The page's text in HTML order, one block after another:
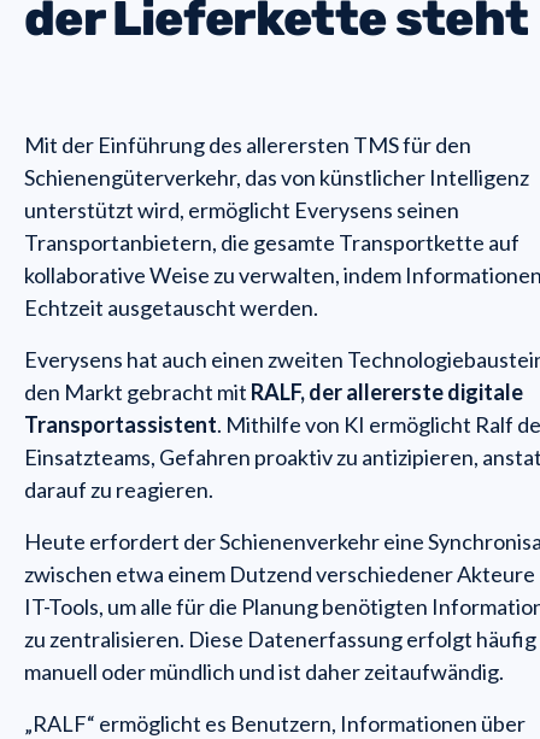
der Lieferkette steht
Mit der Einführung des allerersten TMS für den
Schienengüterverkehr, das von künstlicher Intelligenz
unterstützt wird, ermöglicht Everysens seinen
Transportanbietern, die gesamte Transportkette auf
kollaborative Weise zu verwalten, indem
Echtzeit ausgetauscht werden.
Everysens hat auch einen zweiten
den Markt gebracht mit RALF, der allererste digitale
Transportassistent. Mithilfe von KI ermöglicht Ralf
Einsatzteams, Gefahren proaktiv zu antizipieren,
darauf zu reagieren.
Heute erfordert der Schienenverkehr eine
zwischen etwa einem Dutzend verschiedener Akteure
IT-Tools, um alle für die Planung benötigten
zu zentralisieren. Diese Datenerfassung erfolgt häufig
manuell oder mündlich und ist daher zeitaufwändig.
„RALF“ ermöglicht es Benutzern, Informationen über